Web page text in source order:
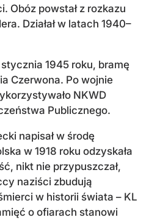
Obóz powstał z rozkazu
Działał w latach 1940–
1945 roku, bramę
Czerwona. Po wojnie
NKWD
Publicznego.
napisał w środę
w 1918 roku odzyskała
nikt nie przypuszczał,
naziści zbudują
w historii świata – KL
o ofiarach stanowi